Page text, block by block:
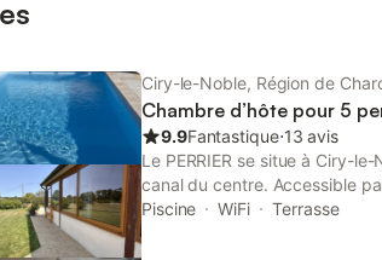
Ciry-le-Noble, Région de
Chambre d’hôte pour 5
9.9Fantastique⋅13 avis
Le PERRIER se situe à Ciry-
canal du centre. Accessible
3 km ou via la Gare TGV du
Piscine WiFi Terrasse